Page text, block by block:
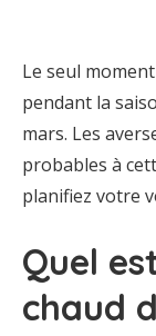
Le seul
pendant la
mars. Les
probables à
planifiez votre
Quel
chaud